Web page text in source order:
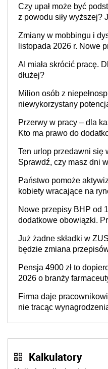
Czy upał może być
z powodu siły wyższej?
Zmiany w mobbingu i
listopada 2026 r. Nowe
AI miała skrócić pracę.
dłużej?
Milion osób z
niewykorzystany
refundacji, ale bariery
świadomości
Przerwy w pracy – dla
Kto ma prawo do
Ten urlop przedawni się
Sprawdź, czy masz dni
Państwo pomoże
kobiety wracające na
neuroatypowe.
Inkluzywności w
Nowe przepisy BHP od
dodatkowe obowiązki.
Już żadne składki w
będzie zmiana
Pensja 4900 zł to
2026 o branży
Firma daje
nie tracąc
Kalkulatory